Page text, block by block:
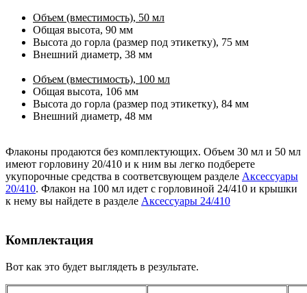
Объем (вместимость), 50 мл
Общая высота, 90 мм
Высота до горла (размер под этикетку), 75 мм
Внешний диаметр, 38 мм
Объем (вместимость), 100 мл
Общая высота, 106 мм
Высота до горла (размер под этикетку), 84 мм
Внешний диаметр, 48 мм
Флаконы продаются без комплектующих. Объем 30 мл и 50 мл
имеют горловину 20/410 и к ним вы легко подберете
укупорочные средства в соответсвующем разделе Аксессуары
20/410. Флакон на 100 мл идет с горловиной 24/410 и крышки
к нему вы найдете в разделе Аксессуары 24/410
Комплектация
Вот как это будет выглядеть в результате.